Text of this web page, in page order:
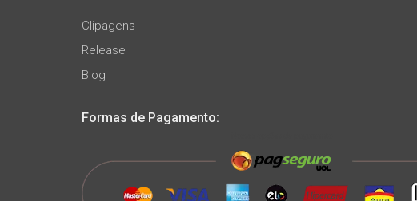
Clipagens
Release
Blog
Formas de Pagamento: